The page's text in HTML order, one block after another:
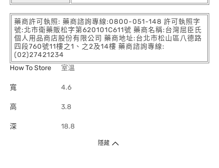
藥商許可執照: 藥商諮詢專線:0800-051-148 許可執照字
號:北市衛藥販松字第620101C611號 藥商名稱:台灣屈臣氏
個人用品商店股份有限公司 藥商地址:台北市松山區八德路
四段760號11樓之1、之2及14樓 藥商諮詢專線:
(02)27421234
How To Store
室溫
寬 4.6
高 3.8
深 18.8
隱藏